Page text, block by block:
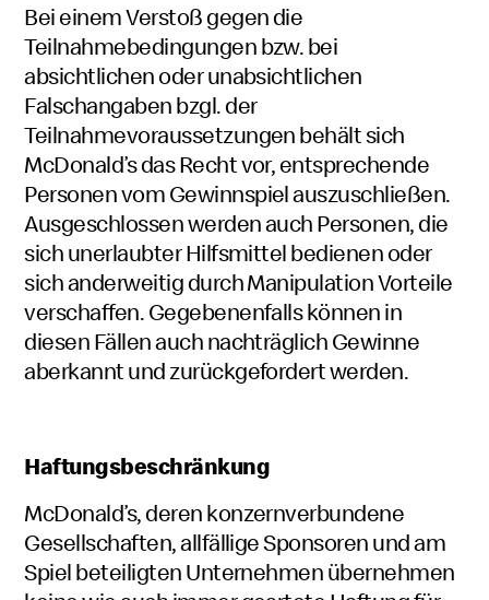
Bei einem Verstoß gegen die
Teilnahmebedingungen bzw. bei
absichtlichen oder unabsichtlichen
Falschangaben bzgl. der
Teilnahmevoraussetzungen behält sich
McDonald’s das Recht vor, entsprechende
Personen vom Gewinnspiel auszuschließen.
Ausgeschlossen werden auch Personen, die
sich unerlaubter Hilfsmittel bedienen oder
sich anderweitig durch Manipulation Vorteile
verschaffen. Gegebenenfalls können in
diesen Fällen auch nachträglich Gewinne
aberkannt und zurückgefordert werden.
Haftungsbeschränkung
McDonald’s, deren konzernverbundene
Gesellschaften, allfällige Sponsoren und am
Spiel beteiligten Unternehmen übernehmen